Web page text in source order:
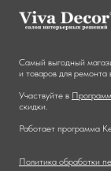
Самый выгодный
и товаров для ремонта
Участвуйте в
скидки.
Работает программа
Политика обработки